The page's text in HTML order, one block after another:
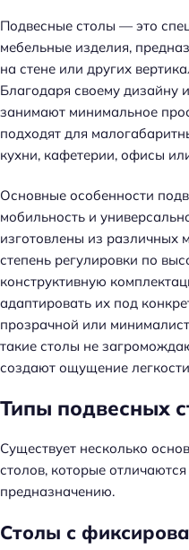
Подвесные столы — это
мебельные изделия,
на стене или других
Благодаря своему дизайну
занимают минимальное
подходят для
кухни, кафетерии, офисы
Основные особенности
мобильность и
изготовлены из различных
степень регулировки по
конструктивную
адаптировать их под
прозрачной или
такие столы не
создают ощущение
Типы подвесных
Существует несколько
столов, которые
предназначению.
Столы с